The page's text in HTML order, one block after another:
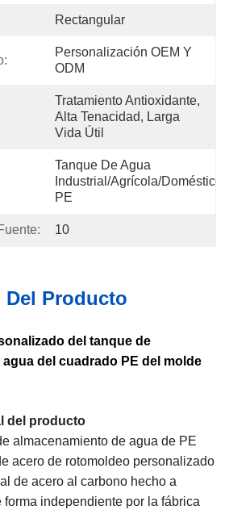
Rectangular
Personalización OEM Y
ODM
Tratamiento Antioxidante,
Alta Tenacidad, Larga
Vida Útil
Tanque De Agua
Industrial/agrícola/doméstico
PE
10
Producto
del tanque de
del cuadrado PE del molde
del producto
almacenamiento de agua de PE
acero de rotomoldeo personalizado
de acero al carbono hecho a
independiente por la fábrica